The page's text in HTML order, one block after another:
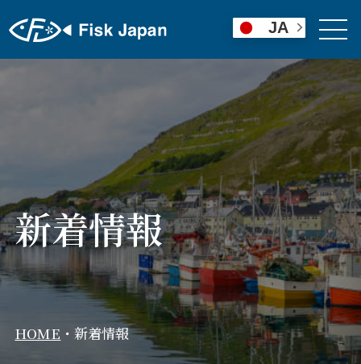
新着情報
HOME ・新着情報
JA